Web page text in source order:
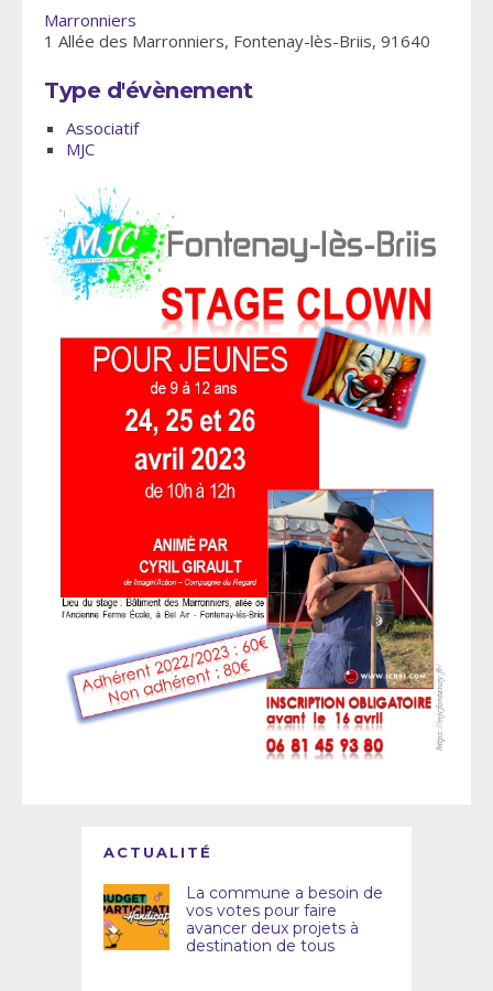
Marronniers
1 Allée des Marronniers, Fontenay-lès-Briis, 91640
Type d'évènement
Associatif
MJC
ACTUALITÉ
La commune a besoin de
vos votes pour faire
avancer deux projets à
destination de tous